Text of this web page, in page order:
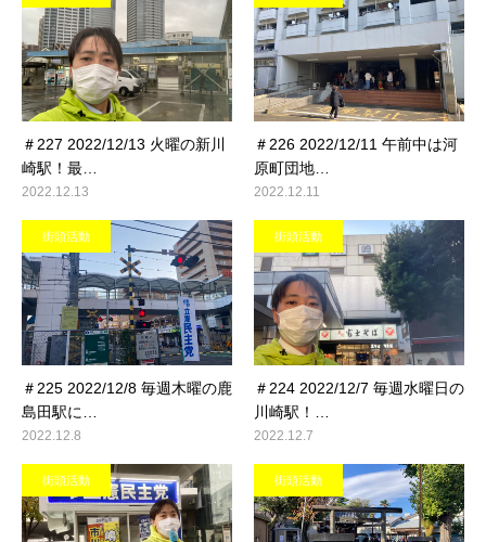
＃227 2022/12/13 火曜の新川
崎駅！最…
2022.12.13
＃226 2022/12/11 午前中は河
原町団地…
2022.12.11
街頭活動
＃225 2022/12/8 毎週木曜の鹿
島田駅に…
2022.12.8
街頭活動
＃224 2022/12/7 毎週水曜日の
川崎駅！…
2022.12.7
街頭活動 街頭活動